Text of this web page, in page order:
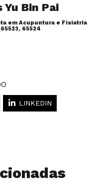
Yu Bin Pai
em Acupuntura e Fisiatria
65523, 65524
LINKEDIN